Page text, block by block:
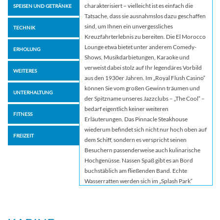
SPEISEN UND GETRÄNKE
TECHNIK
ERHOLUNG
WEITERES
UNTERHALTUNG
FITNESS
FREIZEIT
charakterisiert – vielleicht ist es einfach die
Tatsache, dass sie ausnahmslos dazu geschaffen
sind, um Ihnen ein unvergessliches
Kreuzfahrterlebnis zu bereiten. Die El Morocco
Lounge etwa bietet unter anderem Comedy-
Shows, Musikdarbietungen, Karaoke und
verweist dabei stolz auf Ihr legendäres Vorbild
aus den 1930er Jahren. Im „Royal Flush Casino“
können Sie vom großen Gewinn träumen und
der Spitzname unseres Jazzclubs – „The Cool“ –
bedarf eigentlich keiner weiteren
Erläuterungen. Das Pinnacle Steakhouse
wiederum befindet sich nicht nur hoch oben auf
dem Schiff, sondern es verspricht seinen
Besuchern passenderweise auch kulinarische
Hochgenüsse. Nassen Spaß gibt es an Bord
buchstäblich am fließenden Band. Echte
Wasserratten werden sich im „Splash Park“